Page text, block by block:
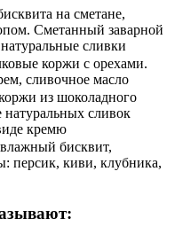
на сметане,
Сметанный заварной
сливки
коржи с орехами.
сливочное масло
из шоколадного
натуральных сливок
кремю
бисквит,
персик, киви, клубника,